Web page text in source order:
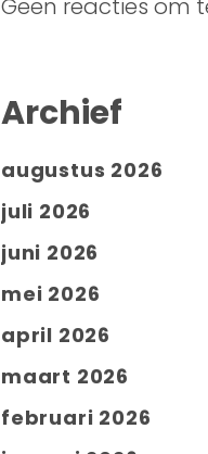
Geen reacties om
Archief
augustus 2026
juli 2026
juni 2026
mei 2026
april 2026
maart 2026
februari 2026